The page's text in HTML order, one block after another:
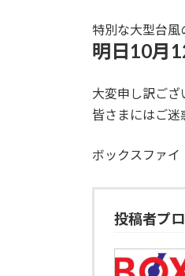
特別な大型台風
明日10月
大変申し訳ござ
皆さまにはご迷
ボックスファ
投稿者プ